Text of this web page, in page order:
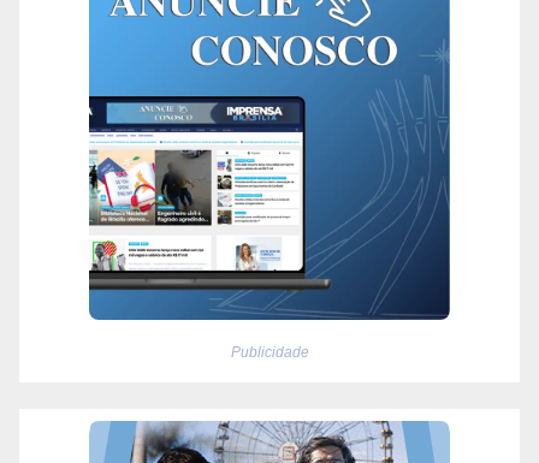
Publicidade